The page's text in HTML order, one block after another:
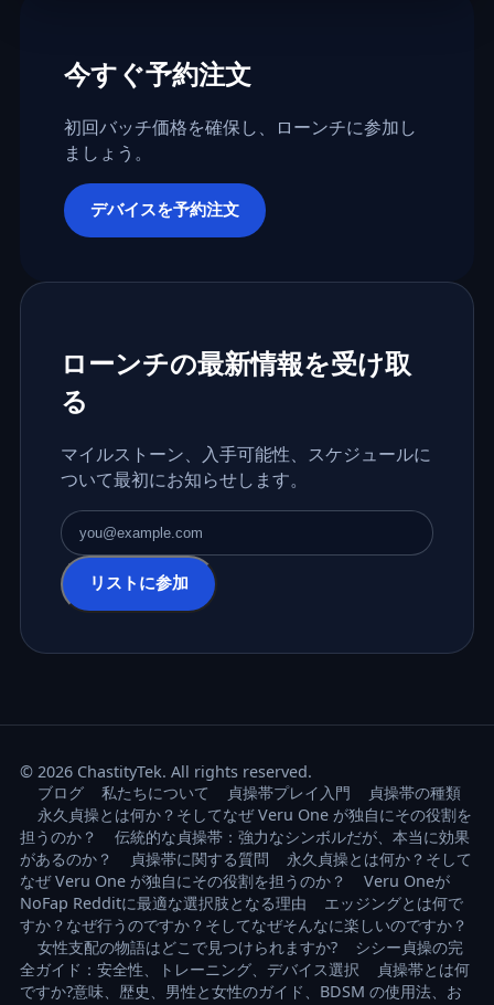
今すぐ予約注文
初回バッチ価格を確保し、ローンチに参加し
ましょう。
デバイスを予約注文
ローンチの最新情報を受け取
る
マイルストーン、入手可能性、スケジュールに
ついて最初にお知らせします。
メールアドレス
リストに参加
© 2026 ChastityTek. All rights reserved.
ブログ
私たちについて 貞操帯プレイ入門
貞操帯の種類
永久貞操とは何か？そしてなぜ Veru One が独自にその役割を
担うのか？
伝統的な貞操帯：強力なシンボルだが、本当に効果
があるのか？
貞操帯に関する質問
永久貞操とは何か？そして
なぜ Veru One が独自にその役割を担うのか？
Veru Oneが
NoFap Redditに最適な選択肢となる理由
エッジングとは何で
すか？なぜ行うのですか？そしてなぜそんなに楽しいのですか？
女性支配の物語はどこで見つけられますか?
シシー貞操の完
全ガイド：安全性、トレーニング、デバイス選択
貞操帯とは何
ですか?意味、歴史、男性と女性のガイド、BDSM の使用法、お